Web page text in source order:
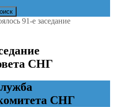
91-е заседание
СНГ
СНГ